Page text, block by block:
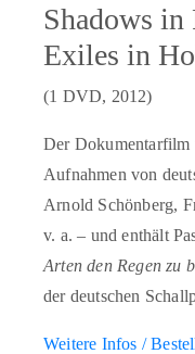
Shadows in
Exiles in
(1 DVD, 2012)
Der Dokumentarfilm
Aufnahmen von
Arnold Schönberg,
v. a. – und enthält
Arten den Regen zu
der deutschen
Weitere Infos /